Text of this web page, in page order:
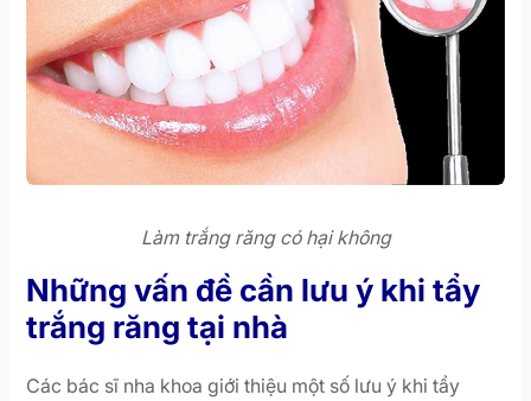
Làm trắng răng có hại không
Những vấn đề cần lưu ý khi tẩy
trắng răng tại nhà
Các bác sĩ nha khoa giới thiệu một số lưu ý khi tẩy